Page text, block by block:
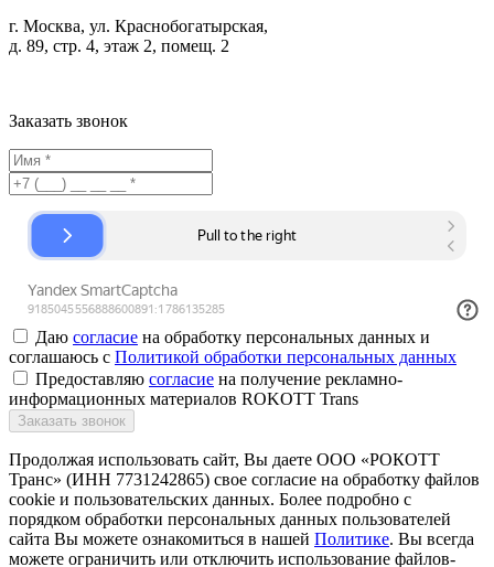
г. Москва, ул. Краснобогатырская,
д. 89, стр. 4, этаж 2, помещ. 2
Заказать звонок
Даю согласие на обработку персональных данных и
соглашаюсь с Политикой обработки персональных данных
Предоставляю согласие на получение рекламно-
информационных материалов ROKOTT Trans
Заказать звонок
Продолжая использовать сайт, Вы даете ООО «РОКОТТ
Транс» (ИНН 7731242865) свое согласие на обработку файлов
cookie и пользовательских данных. Более подробно с
порядком обработки персональных данных пользователей
сайта Вы можете ознакомиться в нашей Политике. Вы всегда
можете ограничить или отключить использование файлов-